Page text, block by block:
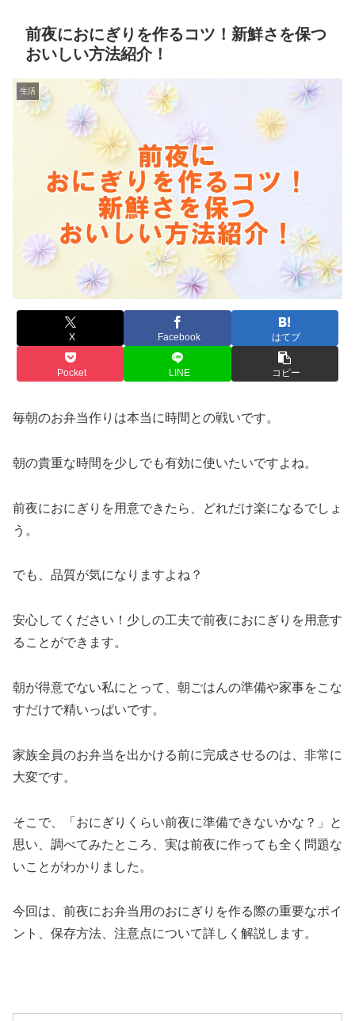
前夜におにぎりを作るコツ！新鮮さを保つ
おいしい方法紹介！
生活
X Facebook はてブ
Pocket LINE コピー
毎朝のお弁当作りは本当に時間との戦いです。
朝の貴重な時間を少しでも有効に使いたいですよね。
前夜におにぎりを用意できたら、どれだけ楽になるでしょ
う。
でも、品質が気になりますよね？
安心してください！少しの工夫で前夜におにぎりを用意す
ることができます。
朝が得意でない私にとって、朝ごはんの準備や家事をこな
すだけで精いっぱいです。
家族全員のお弁当を出かける前に完成させるのは、非常に
大変です。
そこで、「おにぎりくらい前夜に準備できないかな？」と
思い、調べてみたところ、実は前夜に作っても全く問題な
いことがわかりました。
今回は、前夜にお弁当用のおにぎりを作る際の重要なポイ
ント、保存方法、注意点について詳しく解説します。